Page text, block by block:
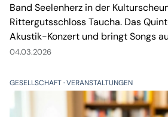
Band Seelenherz in der
Rittergutsschloss Taucha. Das
Akustik-Konzert und bringt Songs
Debütalbum „Superheld” mit.
04.03.2026
GESELLSCHAFT VERANSTALTUNGEN